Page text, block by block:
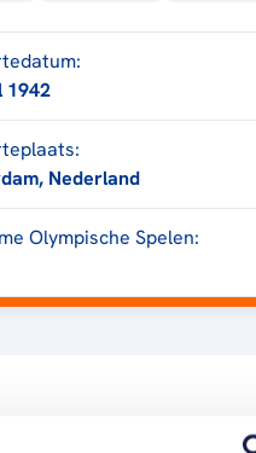
1942
Nederland
Olympische Spelen: